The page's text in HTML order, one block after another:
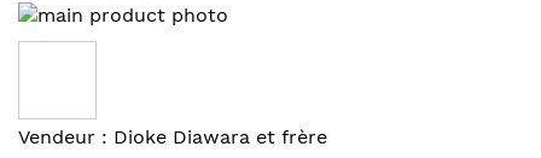
Skip
to
of
the
Skip
Vendeur : Dioke Diawara et frère